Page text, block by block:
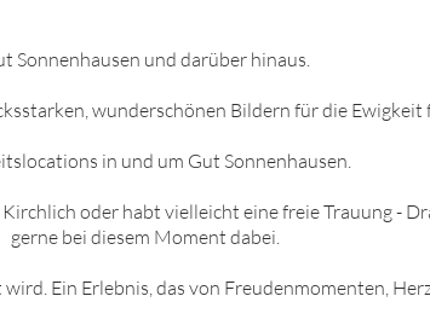
Sonnenhausen und darüber hinaus.
wunderschönen Bildern für die Ewigkeit
in und um Gut Sonnenhausen.
oder habt vielleicht eine freie Trauung -
gerne bei diesem Moment dabei.
Ein Erlebnis, das von Freudenmomenten,